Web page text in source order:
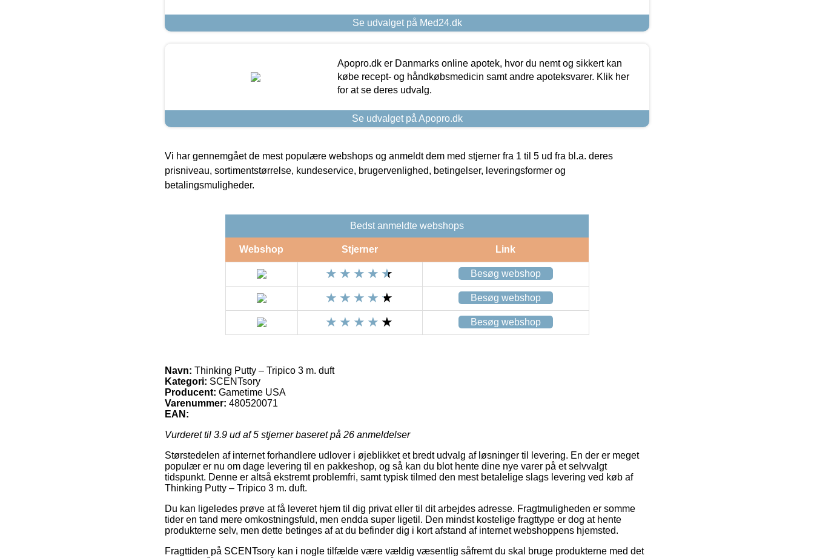
Se udvalget på Med24.dk
Apopro.dk er Danmarks online apotek, hvor du nemt og sikkert kan
købe recept- og håndkøbsmedicin samt andre apoteksvarer. Klik her
for at se deres udvalg.
Se udvalget på Apopro.dk
Vi har gennemgået de mest populære webshops og anmeldt dem med stjerner fra 1 til 5 ud fra bl.a. deres
prisniveau, sortimentstørrelse, kundeservice, brugervenlighed, betingelser, leveringsformer og
betalingsmuligheder.
Bedst anmeldte webshops
Webshop Stjerner Link
Besøg webshop
Besøg webshop
Besøg webshop
Navn: Thinking Putty – Tripico 3 m. duft
Kategori: SCENTsory
Producent: Gametime USA
Varenummer: 480520071
EAN:
Vurderet til 3.9 ud af 5 stjerner baseret på 26 anmeldelser
Størstedelen af internet forhandlere udlover i øjeblikket et bredt udvalg af løsninger til levering. En der er meget
populær er nu om dage levering til en pakkeshop, og så kan du blot hente dine nye varer på et selvvalgt
tidspunkt. Denne er altså ekstremt problemfri, samt typisk tilmed den mest betalelige slags levering ved køb af
Thinking Putty – Tripico 3 m. duft.
Du kan ligeledes prøve at få leveret hjem til dig privat eller til dit arbejdes adresse. Fragtmuligheden er somme
tider en tand mere omkostningsfuld, men endda super ligetil. Den mindst kostelige fragttype er dog at hente
produkterne selv, men dette betinges af at du befinder dig i kort afstand af internet webshoppens hjemsted.
Fragttiden på SCENTsory kan i nogle tilfælde være vældig væsentlig såfremt du skal bruge produkterne med det